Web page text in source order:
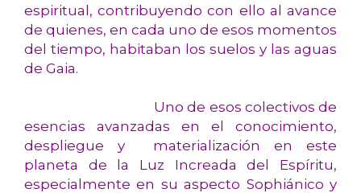
espiritual, contribuyendo con ello al avance
de quienes, en cada uno de esos momentos
del tiempo, habitaban los suelos y las aguas
de Gaia.
Uno de esos colectivos de
esencias avanzadas en el conocimiento,
despliegue y materialización en este
planeta de la Luz Increada del Espíritu,
especialmente en su aspecto Sophiánico y